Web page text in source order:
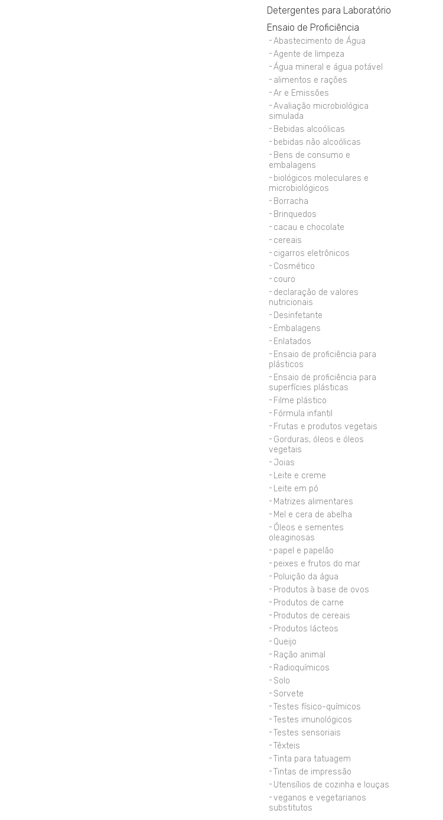
Detergentes para Laboratório
Ensaio de Proficiência
Abastecimento de Água
Agente de limpeza
Água mineral e água potável
alimentos e rações
Ar e Emissões
Avaliação microbiológica
simulada
Bebidas alcoólicas
bebidas não alcoólicas
Bens de consumo e
embalagens
biológicos moleculares e
microbiológicos
Borracha
Brinquedos
cacau e chocolate
cereais
cigarros eletrônicos
Cosmético
couro
declaração de valores
nutricionais
Desinfetante
Embalagens
Enlatados
Ensaio de proficiência para
plásticos
Ensaio de proficiência para
superfícies plásticas
Filme plástico
Fórmula infantil
Frutas e produtos vegetais
Gorduras, óleos e óleos
vegetais
Joias
Leite e creme
Leite em pó
Matrizes alimentares
Mel e cera de abelha
Óleos e sementes
oleaginosas
papel e papelão
peixes e frutos do mar
Poluição da água
Produtos à base de ovos
Produtos de carne
Produtos de cereais
Produtos lácteos
Queijo
Ração animal
Radioquímicos
Solo
Sorvete
Testes físico-químicos
Testes imunológicos
Testes sensoriais
Têxteis
Tinta para tatuagem
Tintas de impressão
Utensílios de cozinha e louças
veganos e vegetarianos
substitutos